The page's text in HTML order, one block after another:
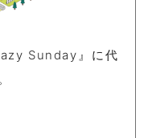
Sunday』に代